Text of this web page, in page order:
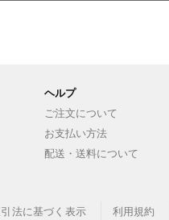
ヘルプ
ご注文について
お支払い方法
配送・送料について
法に基づく表示 利用規約